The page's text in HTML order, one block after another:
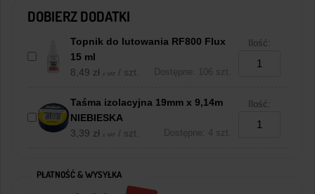
DOBIERZ DODATKI
Topnik do lutowania RF800 Flux
15 ml
8,49 zł z VAT / szt. Dostępne: 106 szt.
Ilość:
Taśma izolacyjna 19mm x 9,14m
NIEBIESKA
3,39 zł z VAT / szt. Dostępne: 4 szt.
Ilość:
PŁATNOŚĆ & WYSYŁKA